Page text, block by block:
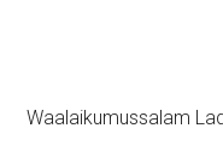
Waalaikumussalam